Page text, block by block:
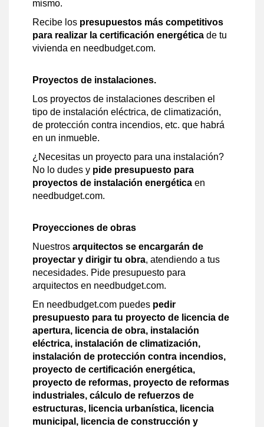
mismo.
Recibe los presupuestos más competitivos
para realizar la certificación energética de tu
vivienda en needbudget.com.
Proyectos de instalaciones.
Los proyectos de instalaciones describen el
tipo de instalación eléctrica, de climatización,
de protección contra incendios, etc. que habrá
en un inmueble.
¿Necesitas un proyecto para una instalación?
No lo dudes y pide presupuesto para
proyectos de instalación energética en
needbudget.com.
Proyecciones de obras
Nuestros arquitectos se encargarán de
proyectar y dirigir tu obra, atendiendo a tus
necesidades. Pide presupuesto para
arquitectos en needbudget.com.
En needbudget.com puedes pedir
presupuesto para tu proyecto de licencia de
apertura, licencia de obra, instalación
eléctrica, instalación de climatización,
instalación de protección contra incendios,
proyecto de certificación energética,
proyecto de reformas, proyecto de reformas
industriales, cálculo de refuerzos de
estructuras, licencia urbanística, licencia
municipal, licencia de construcción y